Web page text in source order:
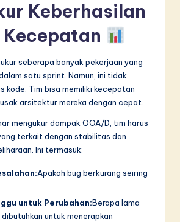
Keberhasilan
seberapa banyak pekerjaan yang
satu sprint. Namun, ini tidak
kode. Tim bisa memiliki kecepatan
arsitektur mereka dengan cepat.
mengukur dampak OOA/D, tim harus
terkait dengan stabilitas dan
Ini termasuk:
Apakah bug berkurang seiring
untuk Perubahan:Berapa lama
untuk menerapkan